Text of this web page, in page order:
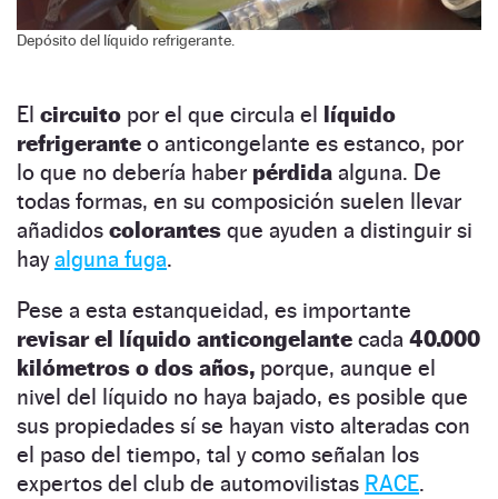
Depósito del líquido refrigerante.
El circuito por el que circula el líquido
refrigerante o anticongelante es estanco, por
lo que no debería haber pérdida alguna. De
todas formas, en su composición suelen llevar
añadidos colorantes que ayuden a distinguir si
hayalguna fuga.
Pese a esta estanqueidad, es importante
revisar el líquido anticongelante cada 40.000
kilómetros o dos años, porque, aunque el
nivel del líquido no haya bajado, es posible que
sus propiedades sí se hayan visto alteradas con
el paso del tiempo, tal y como señalan los
expertos del club de automovilistas RACE.